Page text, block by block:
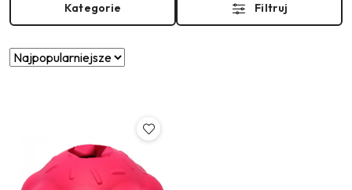
Kategorie Filtruj
Zastosowano
Sortuj